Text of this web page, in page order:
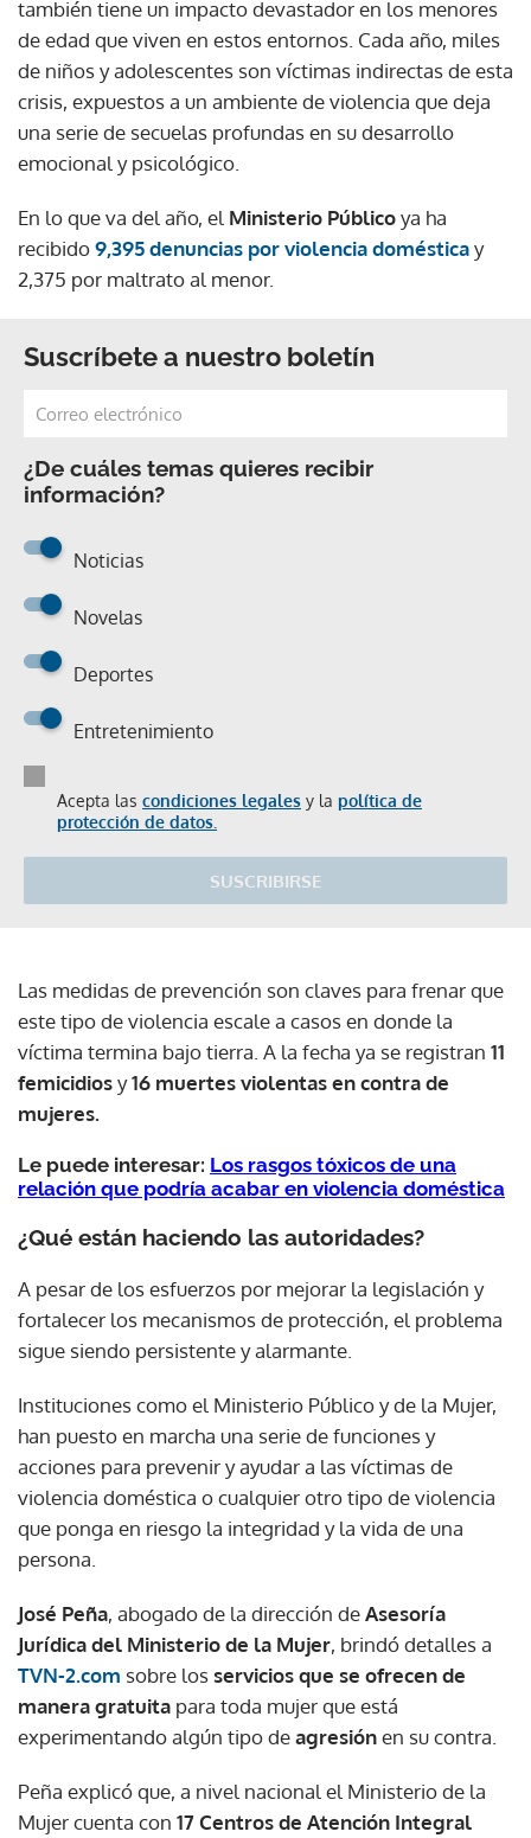
también tiene un impacto devastador en los menores
de edad que viven en estos entornos. Cada año, miles
de niños y adolescentes son víctimas indirectas de esta
crisis, expuestos a un ambiente de violencia que deja
una serie de secuelas profundas en su desarrollo
emocional y psicológico.
En lo que va del año, el Ministerio Públicoya ha
recibido9,395 denuncias por violencia domésticay
2,375 por maltrato al menor.
Suscríbete a nuestro boletín
¿De cuáles temas quieres recibir
información?
Noticias
Novelas
Deportes
Entretenimiento
Acepta las condiciones legales y la política de
protección de datos.
SUSCRIBIRSE
Las medidas de prevención son claves para frenar que
este tipo de violencia escale a casos en donde la
víctima termina bajo tierra. A la fecha ya se registran 11
femicidiosy16 muertes violentas en contra de
mujeres.
Le puede interesar: Los rasgos tóxicos de una
relación que podría acabar en violencia doméstica
¿Qué están haciendo las autoridades?
A pesar de los esfuerzos por mejorar la legislación y
fortalecer los mecanismos de protección, el problema
sigue siendo persistente y alarmante.
Instituciones como el Ministerio Público y de la Mujer,
han puesto en marcha una serie de funciones y
acciones para prevenir y ayudar a las víctimas de
violencia doméstica o cualquier otro tipo de violencia
que ponga en riesgo la integridad y la vida de una
persona.
José Peña, abogado de la dirección deAsesoría
Jurídica del Ministerio de la Mujer, brindó detalles a
TVN-2.com sobre losservicios que se ofrecen de
manera gratuita para toda mujer que está
experimentando algún tipo deagresiónen su contra.
Peña explicó que, a nivel nacional el Ministerio de la
Mujer cuenta con 17 Centros de Atención Integral